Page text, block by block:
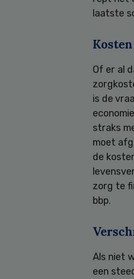
laatste
Of er al
is de
straks
moet
de
zorg te
bbp.
Als niet
een